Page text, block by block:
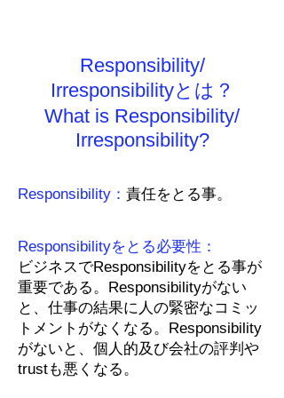
Responsibility/
Irresponsibilityとは？
What is Responsibility/
Irresponsibility?
Responsibility： 責任をとる事。
Responsibilityをとる必要性：
ビジネスでResponsibilityをとる事が
重要である。Responsibilityがない
と、仕事の結果に人の緊密なコミッ
トメントがなくなる。Responsibility
がないと、個人的及び会社の評判や
trustも悪くなる。